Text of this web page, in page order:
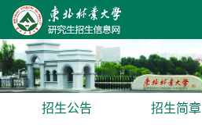
招生公告 招生简章